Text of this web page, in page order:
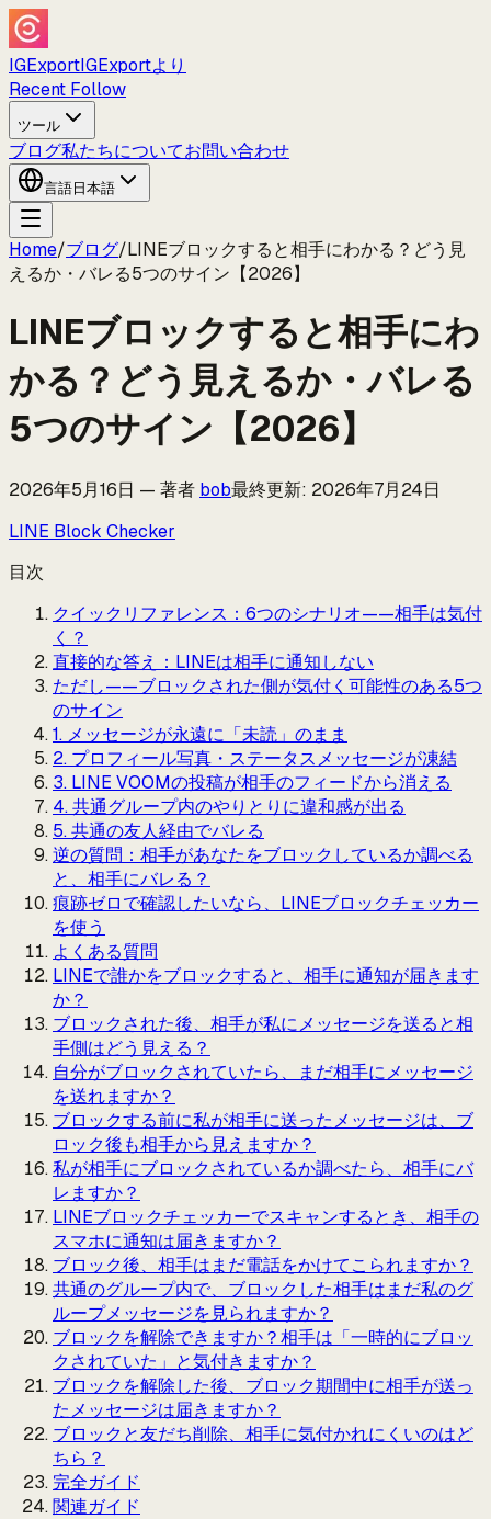
IGExportIGExportより
Recent Follow
ツール
ブログ私たちについてお問い合わせ
言語 日本語
Home/ブログ/LINEブロックすると相手にわかる？どう見
えるか・バレる5つのサイン【2026】
LINEブロックすると相手にわ
かる？どう見えるか・バレる
5つのサイン【2026】
2026年5月16日 — 著者 bob最終更新: 2026年7月24日
LINE Block Checker
目次
クイックリファレンス：6つのシナリオ——相手は気付
く？
直接的な答え：LINEは相手に通知しない
ただし——ブロックされた側が気付く可能性のある5つ
のサイン
1. メッセージが永遠に「未読」のまま
2. プロフィール写真・ステータスメッセージが凍結
3. LINE VOOMの投稿が相手のフィードから消える
4. 共通グループ内のやりとりに違和感が出る
5. 共通の友人経由でバレる
逆の質問：相手があなたをブロックしているか調べる
と、相手にバレる？
痕跡ゼロで確認したいなら、LINEブロックチェッカー
を使う
よくある質問
LINEで誰かをブロックすると、相手に通知が届きます
か？
ブロックされた後、相手が私にメッセージを送ると相
手側はどう見える？
自分がブロックされていたら、まだ相手にメッセージ
を送れますか？
ブロックする前に私が相手に送ったメッセージは、ブ
ロック後も相手から見えますか？
私が相手にブロックされているか調べたら、相手にバ
レますか？
LINEブロックチェッカーでスキャンするとき、相手の
スマホに通知は届きますか？
ブロック後、相手はまだ電話をかけてこられますか？
共通のグループ内で、ブロックした相手はまだ私のグ
ループメッセージを見られますか？
ブロックを解除できますか？相手は「一時的にブロッ
クされていた」と気付きますか？
ブロックを解除した後、ブロック期間中に相手が送っ
たメッセージは届きますか？
ブロックと友だち削除、相手に気付かれにくいのはど
ちら？
完全ガイド
関連ガイド